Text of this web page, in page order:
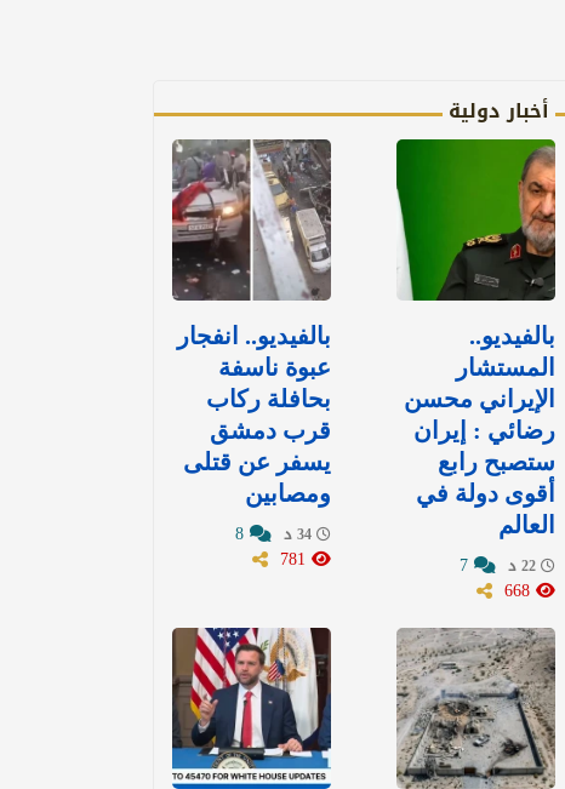
أخبار دولية
بالفيديو..
المستشار
الإيراني محسن
رضائي : إيران
ستصبح رابع
أقوى دولة في
العالم
بالفيديو.. انفجار
عبوة ناسفة
بحافلة ركاب
قرب دمشق
يسفر عن قتلى
ومصابين